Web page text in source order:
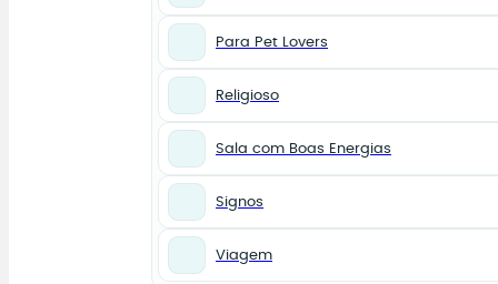
Para Pet Lovers
Religioso
Sala com Boas Energias
Signos
Viagem